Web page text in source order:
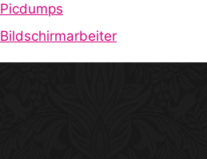
Picdumps
Bildschirmarbeiter